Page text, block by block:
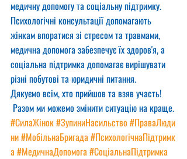
медичну допомогу та соціальну підтримку.
Психологічні консультації допомагають
жінкам впоратися зі стресом та травмами,
медична допомога забезпечує їх здоров'я, а
соціальна підтримка допомагає вирішувати
різні побутові та юридичні питання.
Дякуємо всім, хто прийшов та взяв участь!
Разом ми можемо змінити ситуацію на краще.
#СилаЖінок#ЗупиниНасильство #ПраваЛюди
ни#МобільнаБригада#ПсихологічнаПідтримк
а#МедичнаДопомога#СоціальнаПідтримка